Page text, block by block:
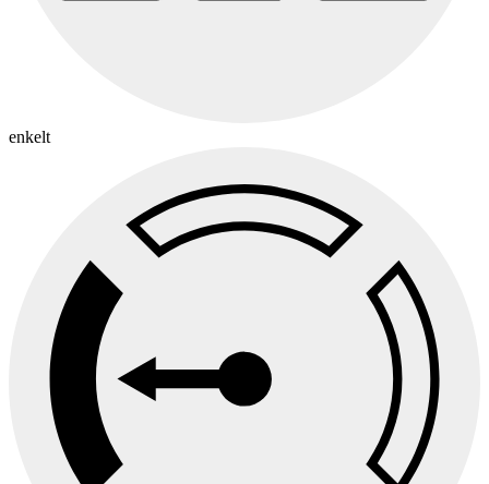
enkelt